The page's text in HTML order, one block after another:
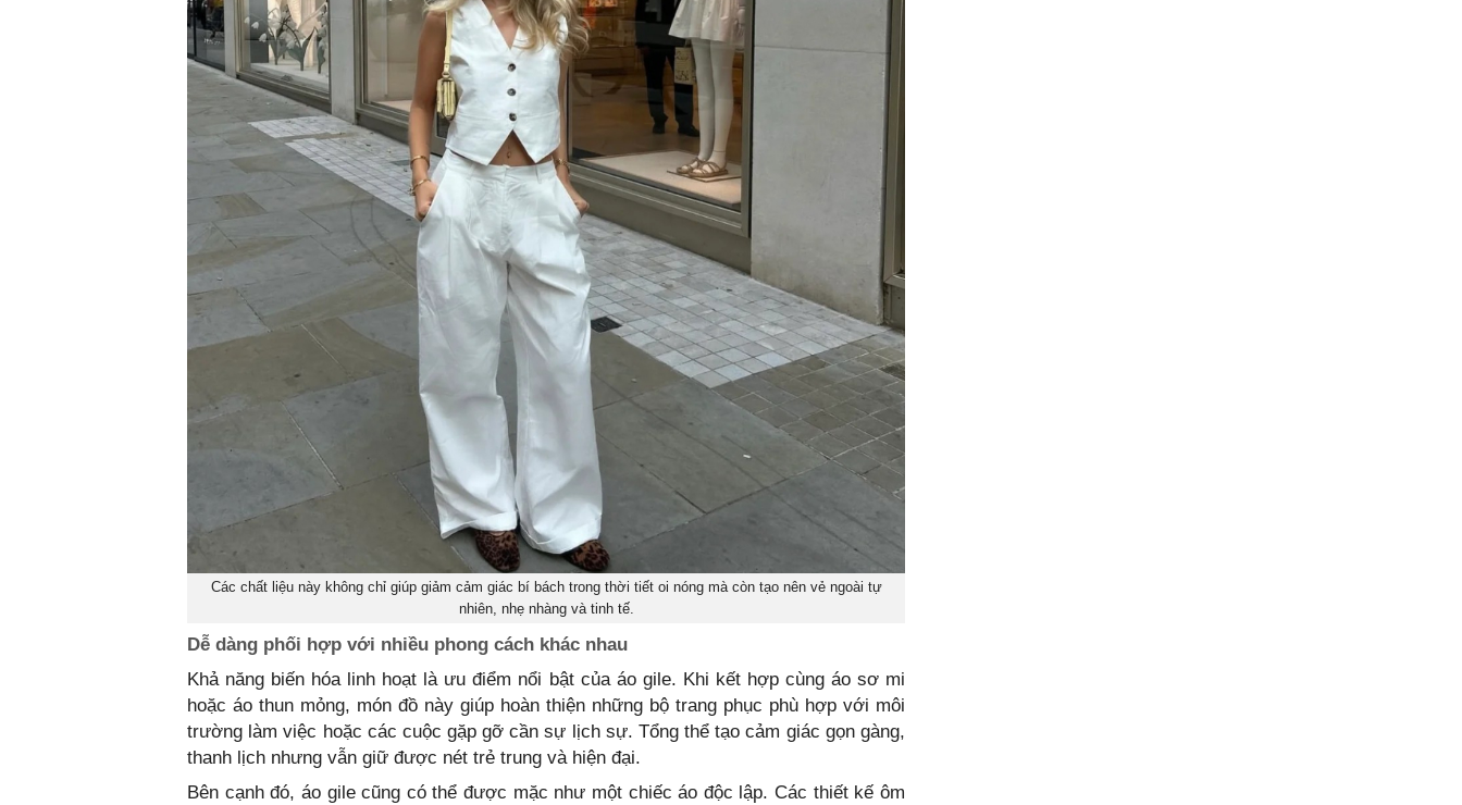
Các chất liệu này không chỉ giúp giảm cảm giác bí bách trong thời tiết oi nóng mà còn tạo nên vẻ ngoài tự
nhiên, nhẹ nhàng và tinh tế.
Dễ dàng phối hợp với nhiều phong cách khác nhau
Khả năng biến hóa linh hoạt là ưu điểm nổi bật của áo gile. Khi kết hợp cùng áo sơ mi
hoặc áo thun mỏng, món đồ này giúp hoàn thiện những bộ trang phục phù hợp với môi
trường làm việc hoặc các cuộc gặp gỡ cần sự lịch sự. Tổng thể tạo cảm giác gọn gàng,
thanh lịch nhưng vẫn giữ được nét trẻ trung và hiện đại.
Bên cạnh đó, áo gile cũng có thể được mặc như một chiếc áo độc lập. Các thiết kế ôm